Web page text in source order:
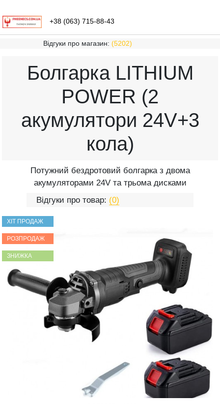
+38 (063) 715-88-43
Відгуки про магазин: (5202)
Болгарка LITHIUM
POWER (2
акумулятори 24V+3
кола)
Потужний бездротовий болгарка з двома
акумуляторами 24V та трьома дисками
Відгуки про товар: (0)
ХІТ ПРОДАЖ
РОЗПРОДАЖ
ЗНИЖКА